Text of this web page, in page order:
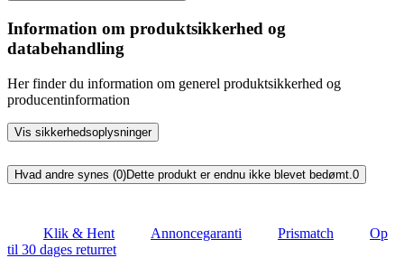
Information om produktsikkerhed og
databehandling
Her finder du information om generel produktsikkerhed og
producentinformation
Vis sikkerhedsoplysninger
Hvad andre synes (0)Dette produkt er endnu ikke blevet bedømt. 0
Klik & Hent Annoncegaranti Prismatch
Op
til 30 dages returret